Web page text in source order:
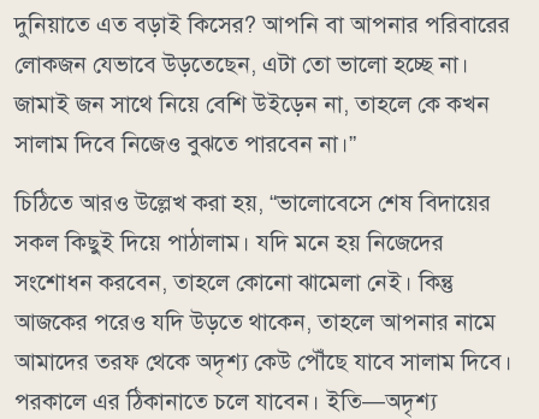
দুনিয়াতে এত বড়াই কিসের? আপনি বা আপনার পরিবারের
লোকজন যেভাবে উড়তেছেন, এটা তো ভালো হচ্ছে না।
জামাই জন সাথে নিয়ে বেশি উইড়েন না, তাহলে কে কখন
সালাম দিবে নিজেও বুঝতে পারবেন না।”
চিঠিতে আরও উল্লেখ করা হয়, “ভালোবেসে শেষ বিদায়ের
সকল কিছুই দিয়ে পাঠালাম। যদি মনে হয় নিজেদের
সংশোধন করবেন, তাহলে কোনো ঝামেলা নেই। কিন্তু
আজকের পরেও যদি উড়তে থাকেন, তাহলে আপনার নামে
আমাদের তরফ থেকে অদৃশ্য কেউ পৌঁছে যাবে সালাম দিবে।
পরকালে এর ঠিকানাতে চলে যাবেন। ইতি—অদৃশ্য